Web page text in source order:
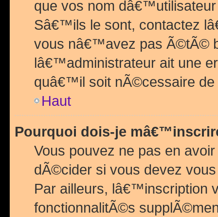
que vos nom
Sâ€™ils le sont, contactez
vous nâ€™avez pas Ã©tÃ©
lâ€™administrateur ait une
quâ€™il soit nÃ©cessaire de
Haut
Pourquoi dois-je
Vous pouvez ne pas en
dÃ©cider si vous devez
Par ailleurs, lâ€™inscription
fonctionnalitÃ©s